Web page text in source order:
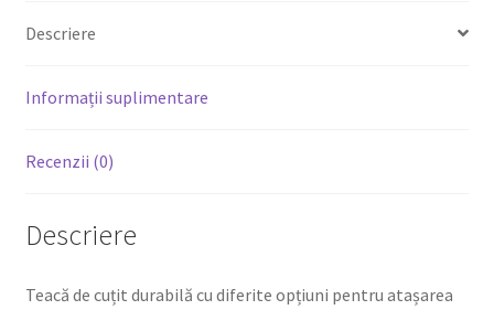
Descriere
Informații suplimentare
Recenzii (0)
Descriere
Teacă de cuțit durabilă cu diferite opțiuni pentru atașarea